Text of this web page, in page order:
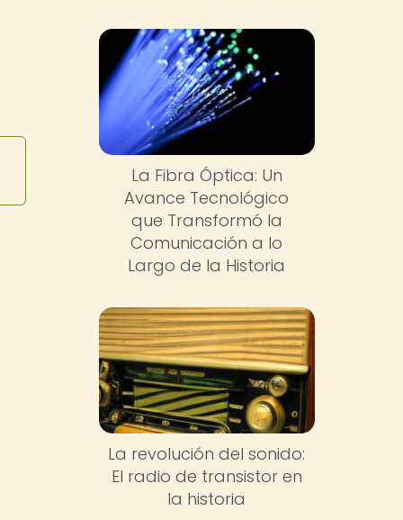
La Fibra Óptica: Un
Avance Tecnológico
que Transformó la
Comunicación a lo
Largo de la Historia
La revolución del sonido:
El radio de transistor en
la historia